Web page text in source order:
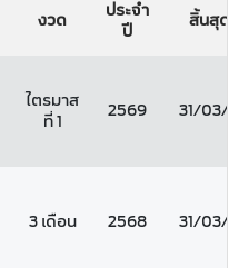
งวด
ประจำ
ปี
สิ้นสุด
ไตรมาส
ที่ 1
2569 31/03/
3 เดือน 2568 31/03/